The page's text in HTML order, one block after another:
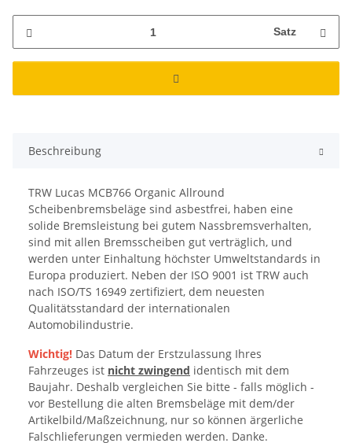
Satz
Beschreibung
TRW Lucas MCB766 Organic Allround
Scheibenbremsbeläge sind asbestfrei, haben eine
solide Bremsleistung bei gutem Nassbremsverhalten,
sind mit allen Bremsscheiben gut verträglich, und
werden unter Einhaltung höchster Umweltstandards in
Europa produziert. Neben der ISO 9001 ist TRW auch
nach ISO/TS 16949 zertifiziert, dem neuesten
Qualitätsstandard der internationalen
Automobilindustrie.
Wichtig! Das Datum der Erstzulassung Ihres
Fahrzeuges ist nicht zwingend identisch mit dem
Baujahr. Deshalb vergleichen Sie bitte - falls möglich -
vor Bestellung die alten Bremsbeläge mit dem/der
Artikelbild/Maßzeichnung, nur so können ärgerliche
Falschlieferungen vermieden werden. Danke.